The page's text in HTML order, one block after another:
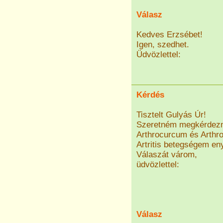
Válasz
Kedves Erzsébet!
Igen, szedhet.
Üdvözlettel:
Kérdés
Tisztelt Gulyás Úr!
Szeretném
Arthrocurcum és
Artritis betegségem
Válaszát várom,
üdvözlettel:
Válasz